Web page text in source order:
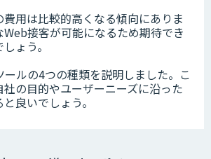
用は比較的高くなる傾向にありま
接客が可能になるため期待でき
ょう。
ルの4つの種類を説明しました。こ
の目的やユーザーニーズに沿った
良いでしょう。